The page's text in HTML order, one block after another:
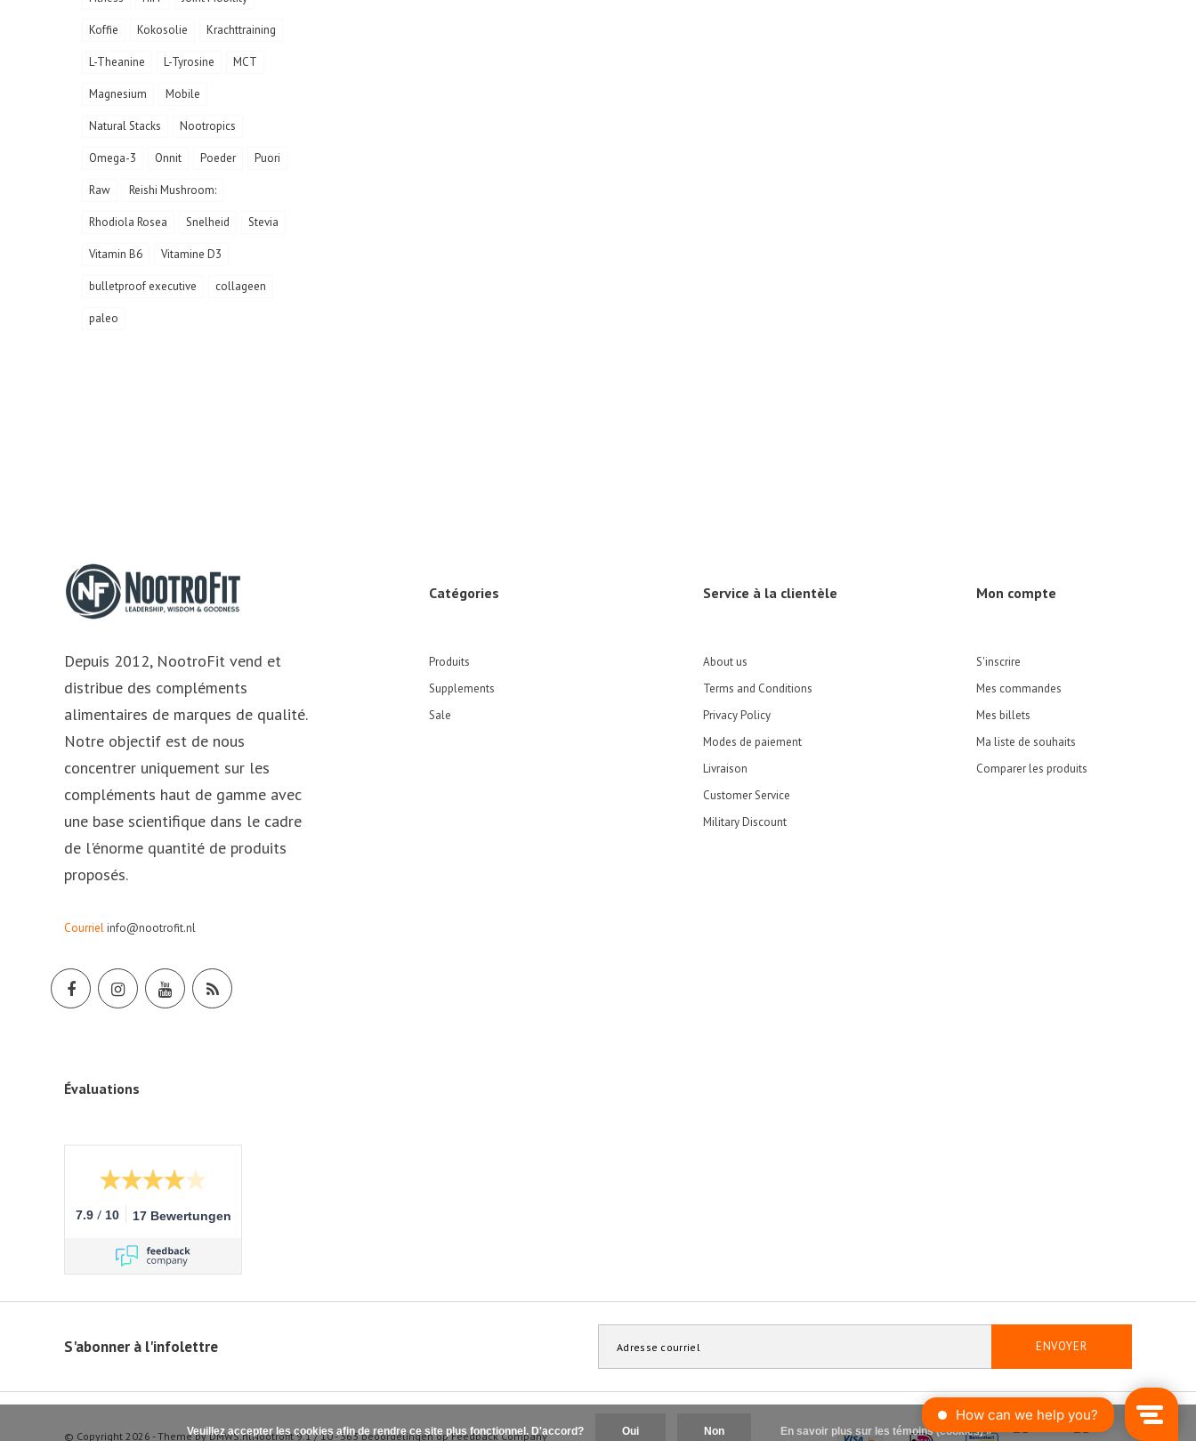
Koffie Kokosolie Krachttraining
L-Theanine L-Tyrosine MCT
Magnesium Mobile
Natural Stacks Nootropics
Omega-3 Onnit Poeder Puori
Raw Reishi Mushroom:
Rhodiola Rosea Snelheid Stevia
Vitamin B6 Vitamine D3
bulletproof executive collageen
paleo
Depuis 2012, NootroFit vend et
distribue des compléments
alimentaires de marques de qualité.
Notre objectif est de nous
concentrer uniquement sur les
compléments haut de gamme avec
une base scientifique dans le cadre
de l'énorme quantité de produits
proposés.
Courrielinfo@nootrofit.nl
Catégories
Produits
Supplements
Sale
Service à la clientèle
About us
Terms and Conditions
Privacy Policy
Modes de paiement
Livraison
Customer Service
Military Discount
Mon compte
S'inscrire
Mes commandes
Mes billets
Ma liste de souhaits
Comparer les produits
Évaluations
7.9 / 10 17 Bewertungen
S'abonner à l'infolettre ENVOYER
© Copyright 2026 - Theme byDMWS.nlNootrofit 9.1/10 -363beoordelingen opFeedback Company
Veuillez accepter les cookies afin de rendre ce site plus fonctionnel. D'accord? Oui Non En savoir plus sur les témoins (cookies) »